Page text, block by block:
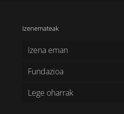
Izenemateak
Izena eman
Fundazioa
Lege oharrak